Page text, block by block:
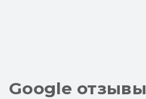
Google отзывы